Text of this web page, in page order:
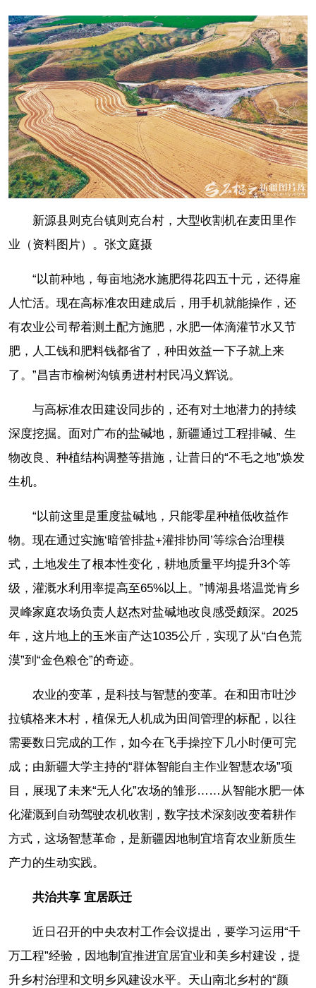
新源县则克台镇则克台村，大型收割机在麦田里作
业（资料图片）。张文庭摄
“以前种地，每亩地浇水施肥得花四五十元，还得雇
人忙活。现在高标准农田建成后，用手机就能操作，还
有农业公司帮着测土配方施肥，水肥一体滴灌节水又节
肥，人工钱和肥料钱都省了，种田效益一下子就上来
了。”昌吉市榆树沟镇勇进村村民冯义辉说。
与高标准农田建设同步的，还有对土地潜力的持续
深度挖掘。面对广布的盐碱地，新疆通过工程排碱、生
物改良、种植结构调整等措施，让昔日的“不毛之地”焕发
生机。
“以前这里是重度盐碱地，只能零星种植低收益作
物。现在通过实施‘暗管排盐+灌排协同’等综合治理模
式，土地发生了根本性变化，耕地质量平均提升3个等
级，灌溉水利用率提高至65%以上。”博湖县塔温觉肯乡
灵峰家庭农场负责人赵杰对盐碱地改良感受颇深。2025
年，这片地上的玉米亩产达1035公斤，实现了从“白色荒
漠”到“金色粮仓”的奇迹。
农业的变革，是科技与智慧的变革。在和田市吐沙
拉镇格来木村，植保无人机成为田间管理的标配，以往
需要数日完成的工作，如今在飞手操控下几小时便可完
成；由新疆大学主持的“群体智能自主作业智慧农场”项
目，展现了未来“无人化”农场的雏形……从智能水肥一体
化灌溉到自动驾驶农机收割，数字技术深刻改变着耕作
方式，这场智慧革命，是新疆因地制宜培育农业新质生
产力的生动实践。
共治共享 宜居跃迁
近日召开的中央农村工作会议提出，要学习运用“千
万工程”经验，因地制宜推进宜居宜业和美乡村建设，提
升乡村治理和文明乡风建设水平。天山南北乡村的“颜